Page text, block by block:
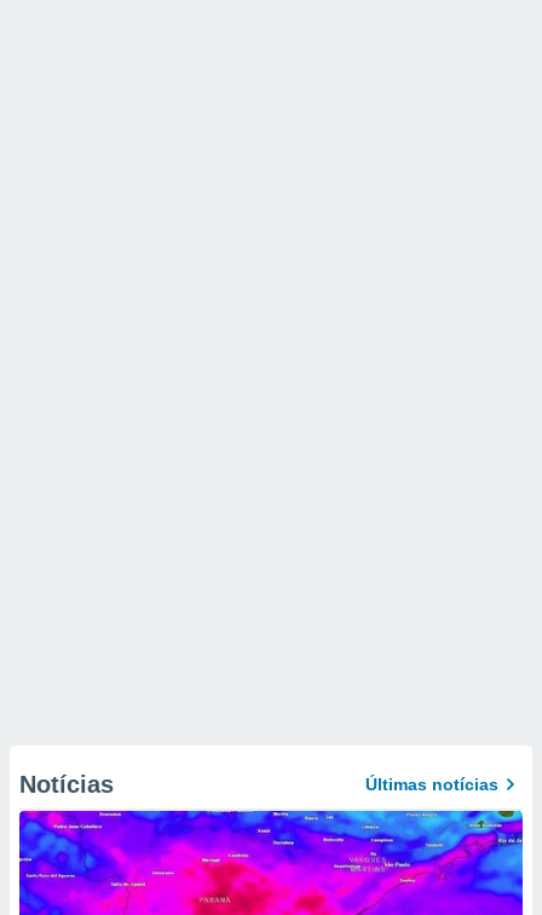
Notícias Últimas notícias